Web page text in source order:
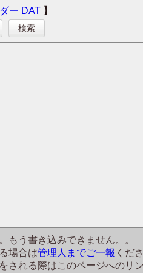
ー DAT 】
検索
もう書き込みできません。。
場合は管理人までご一報 くだ
される際はこのページへのリ